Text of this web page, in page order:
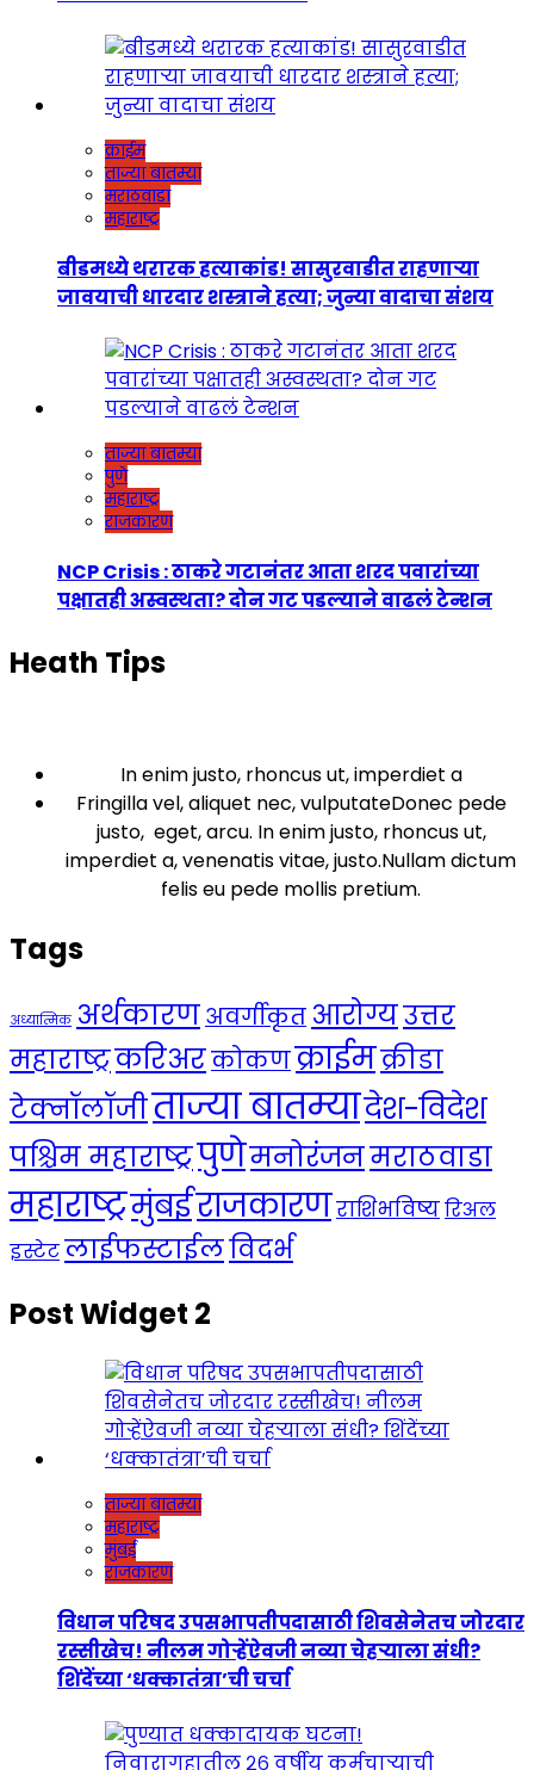
क्राईम
ताज्या बातम्या
मराठवाडा
महाराष्ट्र
बीडमध्ये थरारक हत्याकांड! सासुरवाडीत राहणाऱ्या
जावयाची धारदार शस्त्राने हत्या; जुन्या वादाचा संशय
ताज्या बातम्या
पुणे
महाराष्ट्र
राजकारण
NCP Crisis : ठाकरे गटानंतर आता शरद पवारांच्या
पक्षातही अस्वस्थता? दोन गट पडल्याने वाढलं टेन्शन
Heath Tips
In enim justo, rhoncus ut, imperdiet a
Fringilla vel, aliquet nec, vulputateDonec pede
justo, eget, arcu. In enim justo, rhoncus ut,
imperdiet a, venenatis vitae, justo.Nullam dictum
felis eu pede mollis pretium.
Tags
अध्यात्मिक अर्थकारणअवर्गीकृत आरोग्यउत्तर
महाराष्ट्रकरिअरकोकणक्राईमक्रीडा
टेक्नॉलॉजीताज्या बातम्यादेश-विदेश
पश्चिम महाराष्ट्रपुणेमनोरंजनमराठवाडा
महाराष्ट्रमुंबईराजकारणराशिभविष्यरिअल
इस्टेटलाईफस्टाईलविदर्भ
Post Widget 2
ताज्या बातम्या
महाराष्ट्र
मुंबई
राजकारण
विधान परिषद उपसभापतीपदासाठी शिवसेनेतच जोरदार
रस्सीखेच! नीलम गोऱ्हेंऐवजी नव्या चेहऱ्याला संधी?
शिंदेंच्या ‘धक्कातंत्रा’ची चर्चा